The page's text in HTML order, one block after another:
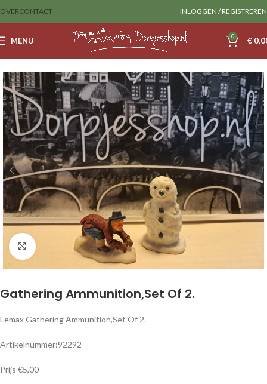
OVERCONTACT INLOGGEN / REGISTREREN
MENU 0 €
Klik om te vergroten
Gathering Ammunition,Set Of 2.
Lemax Gathering Ammunition,Set Of 2.
Artikelnummer:92292
Prijs €5,00